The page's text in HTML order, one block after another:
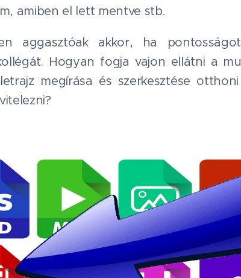
amiben el lett mentve stb.
aggasztóak akkor, ha
Hogyan fogja vajon ellátni a
megírása és szerkesztése